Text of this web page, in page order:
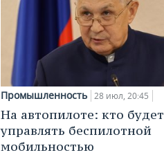
Промышленность 28 июл, 20:45
На автопилоте: кто будет
управлять беспилотной
мобильностью